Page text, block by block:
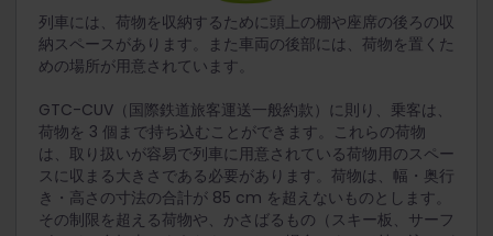
列車には、荷物を収納するために頭上の棚や座席の後ろの収
納スペースがあります。また車両の後部には、荷物を置くた
めの場所が用意されています。
GTC-CUV（国際鉄道旅客運送一般約款）に則り、乗客は、
荷物を 3 個まで持ち込むことができます。これらの荷物
は、取り扱いが容易で列車に用意されている荷物用のスペー
スに収まる大きさである必要があります。荷物は、幅・奥行
き・高さの寸法の合計が 85 cm を超えないものとします。
その制限を超える荷物や、かさばるもの（スキー板、サーフ